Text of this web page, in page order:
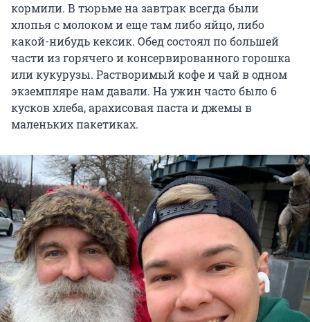
кормили. В тюрьме на завтрак всегда были
хлопья с молоком и еще там либо яйцо, либо
какой-нибудь кексик. Обед состоял по большей
части из горячего и консервированного горошка
или кукурузы. Растворимый кофе и чай в одном
экземпляре нам давали. На ужин часто было 6
кусков хлеба, арахисовая паста и джемы в
маленьких пакетиках.